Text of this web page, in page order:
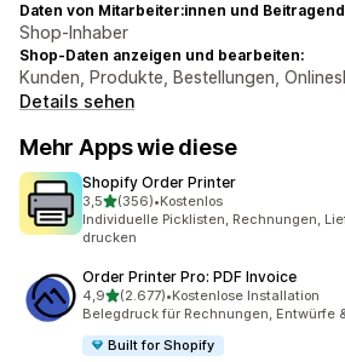
Daten von Mitarbeiter:innen und
Shop-Inhaber
Shop-Daten anzeigen und bearbeiten:
Kunden, Produkte, Bestellungen,
Details sehen
Mehr Apps wie diese
Shopify Order Printer
3,5von 5 Sternen
(356)
356 Rezensionen insgesamt
•Kostenlos
Individuelle Picklisten, Rechnungen,
drucken
Order Printer Pro: PDF Invoice
4,9von 5 Sternen
(2.677)
2677 Rezensionen insgesamt
•Kostenlose Installation
Belegdruck für Rechnungen, Entwürfe
Built for Shopify